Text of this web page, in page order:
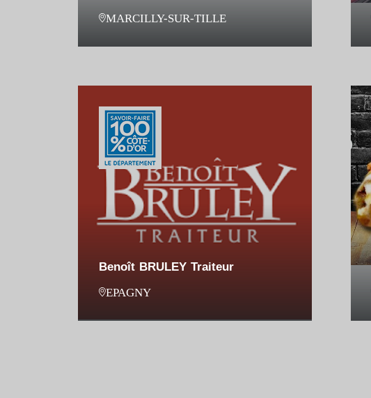
MARCILLY-SUR-TILLE
Benoît BRULEY Traiteur
EPAGNY